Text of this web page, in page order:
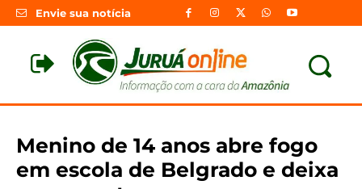
Envie sua notícia
Menino de 14 anos abre fogo
em escola de Belgrado e deixa